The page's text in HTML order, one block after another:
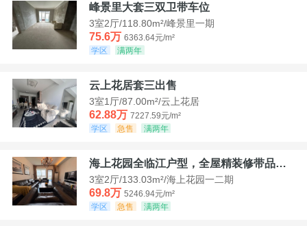
峰景里大套三双卫带车位
3室2厅/118.80m²/峰景里一期
75.6万 6363.64元/m²
学区
满两年
云上花居套三出售
3室1厅/87.00m²/云上花居
62.88万 7227.59元/m²
学区
急售 满两年
海上花园全临江户型，全屋精装修带品牌家具家电，诚意出售！
3室2厅/133.03m²/海上花园一二期
69.8万 5246.94元/m²
学区
急售 满两年